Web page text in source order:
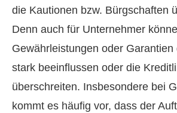
die Kautionen bzw. Bürgschaften
Denn auch für Unternehmer
Gewährleistungen oder Garantien
stark beeinflussen oder die
überschreiten. Insbesondere bei
kommt es häufig vor, dass der